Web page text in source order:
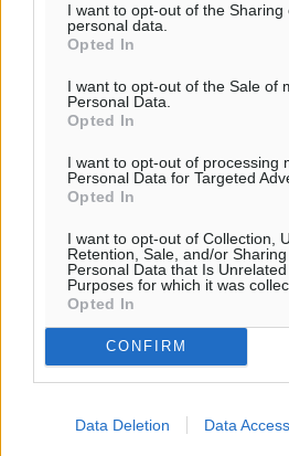
I want to opt-out of the Sharing
personal data.
Opted In
I want to opt-out of the Sale of
Personal Data.
Opted In
I want to opt-out of processing
Personal Data for Targeted
Opted In
I want to opt-out of Collection,
Retention, Sale, and/or
Personal Data that Is
Purposes for which it was
Opted In
CONFIRM
Data Deletion Data Access
Απαγόρευση απόπλου
στην Πάτμο
Ενημερώθηκε, πρωινές ώρες